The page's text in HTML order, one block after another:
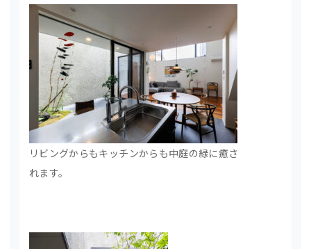
リビングからもキッチンからも中庭の緑に癒さ
れます。